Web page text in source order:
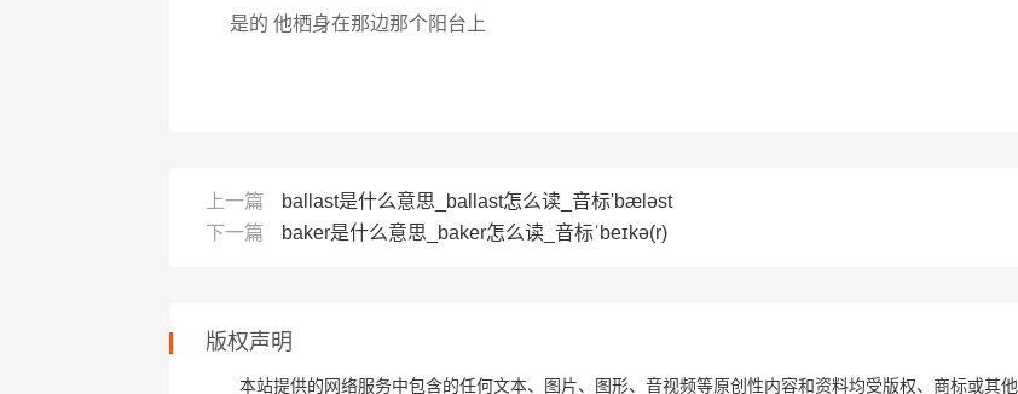
是的 他栖身在那边那个阳台上
上一篇
ballast是什么意思_ballast怎么读_音标'bæləst
下一篇
baker是什么意思_baker怎么读_音标ˈbeɪkə(r)
版权声明
本站提供的网络服务中包含的任何文本、图片、图形、音视频等原创性内容和资料均受版权、商标或其他